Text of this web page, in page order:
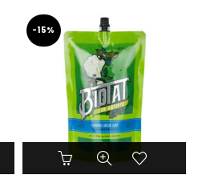
-15%